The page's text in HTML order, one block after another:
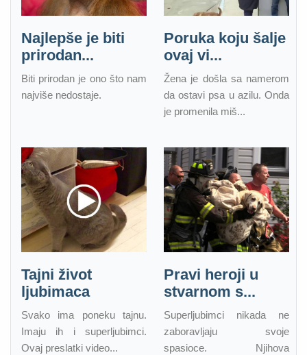
Najlepše je biti
prirodan...
Biti prirodan je ono što nam
najviše nedostaje.
Poruka koju šalje
ovaj vi...
Žena je došla sa namerom
da ostavi psa u azilu. Onda
je promenila miš...
Tajni život
ljubimaca
Svako ima poneku tajnu.
Imaju ih i superljubimci.
Ovaj preslatki video...
Pravi heroji u
stvarnom s...
Superljubimci nikada ne
zaboravljaju svoje
spasioce. Njihova